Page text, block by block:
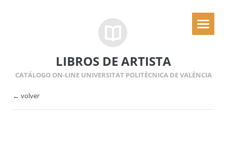
LIBROS DE ARTISTA
CATÁLOGO ON-LINE UNIVERSITAT POLITÈCNICA DE VALÈNCIA
← volver